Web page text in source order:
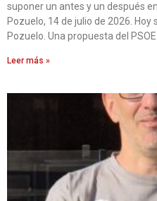
suponer un antes y un después
Pozuelo, 14 de julio de 2026.
Pozuelo. Una propuesta del
Leer más »